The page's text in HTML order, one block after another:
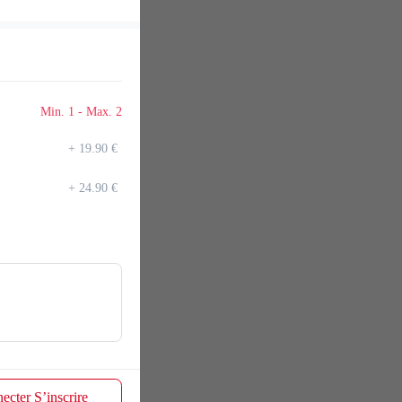
Min. 1 - Max. 2
+ 19.90 €
+ 24.90 €
S’inscrire